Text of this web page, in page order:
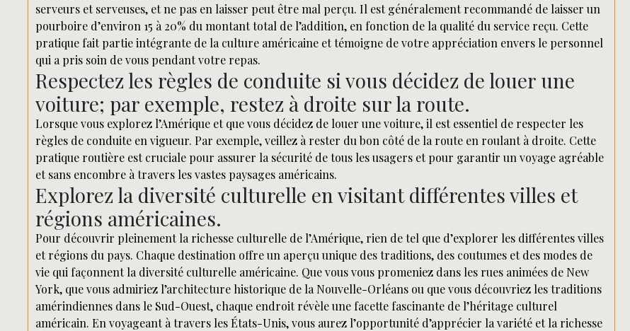
serveurs et serveuses, et ne pas en laisser peut être mal perçu. Il est généralement recommandé de laisser un
pourboire d’environ 15 à 20% du montant total de l’addition, en fonction de la qualité du service reçu. Cette
pratique fait partie intégrante de la culture américaine et témoigne de votre appréciation envers le personnel
qui a pris soin de vous pendant votre repas.
Respectez les règles de conduite si vous décidez de louer une
voiture; par exemple, restez à droite sur la route.
Lorsque vous explorez l’Amérique et que vous décidez de louer une voiture, il est essentiel de respecter les
règles de conduite en vigueur. Par exemple, veillez à rester du bon côté de la route en roulant à droite. Cette
pratique routière est cruciale pour assurer la sécurité de tous les usagers et pour garantir un voyage agréable
et sans encombre à travers les vastes paysages américains.
Explorez la diversité culturelle en visitant différentes villes et
régions américaines.
Pour découvrir pleinement la richesse culturelle de l’Amérique, rien de tel que d’explorer les différentes villes
et régions du pays. Chaque destination offre un aperçu unique des traditions, des coutumes et des modes de
vie qui façonnent la diversité culturelle américaine. Que vous vous promeniez dans les rues animées de New
York, que vous admiriez l’architecture historique de la Nouvelle-Orléans ou que vous découvriez les traditions
amérindiennes dans le Sud-Ouest, chaque endroit révèle une facette fascinante de l’héritage culturel
américain. En voyageant à travers les États-Unis, vous aurez l’opportunité d’apprécier la variété et la richesse